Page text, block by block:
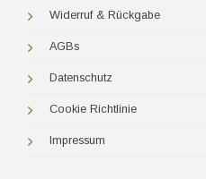
Widerruf & Rückgabe
AGBs
Datenschutz
Cookie Richtlinie
Impressum